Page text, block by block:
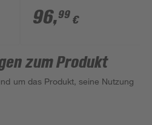
ohne Akku 18 V 20 cm
96,99 €
zum Produkt
um das Produkt, seine Nutzung